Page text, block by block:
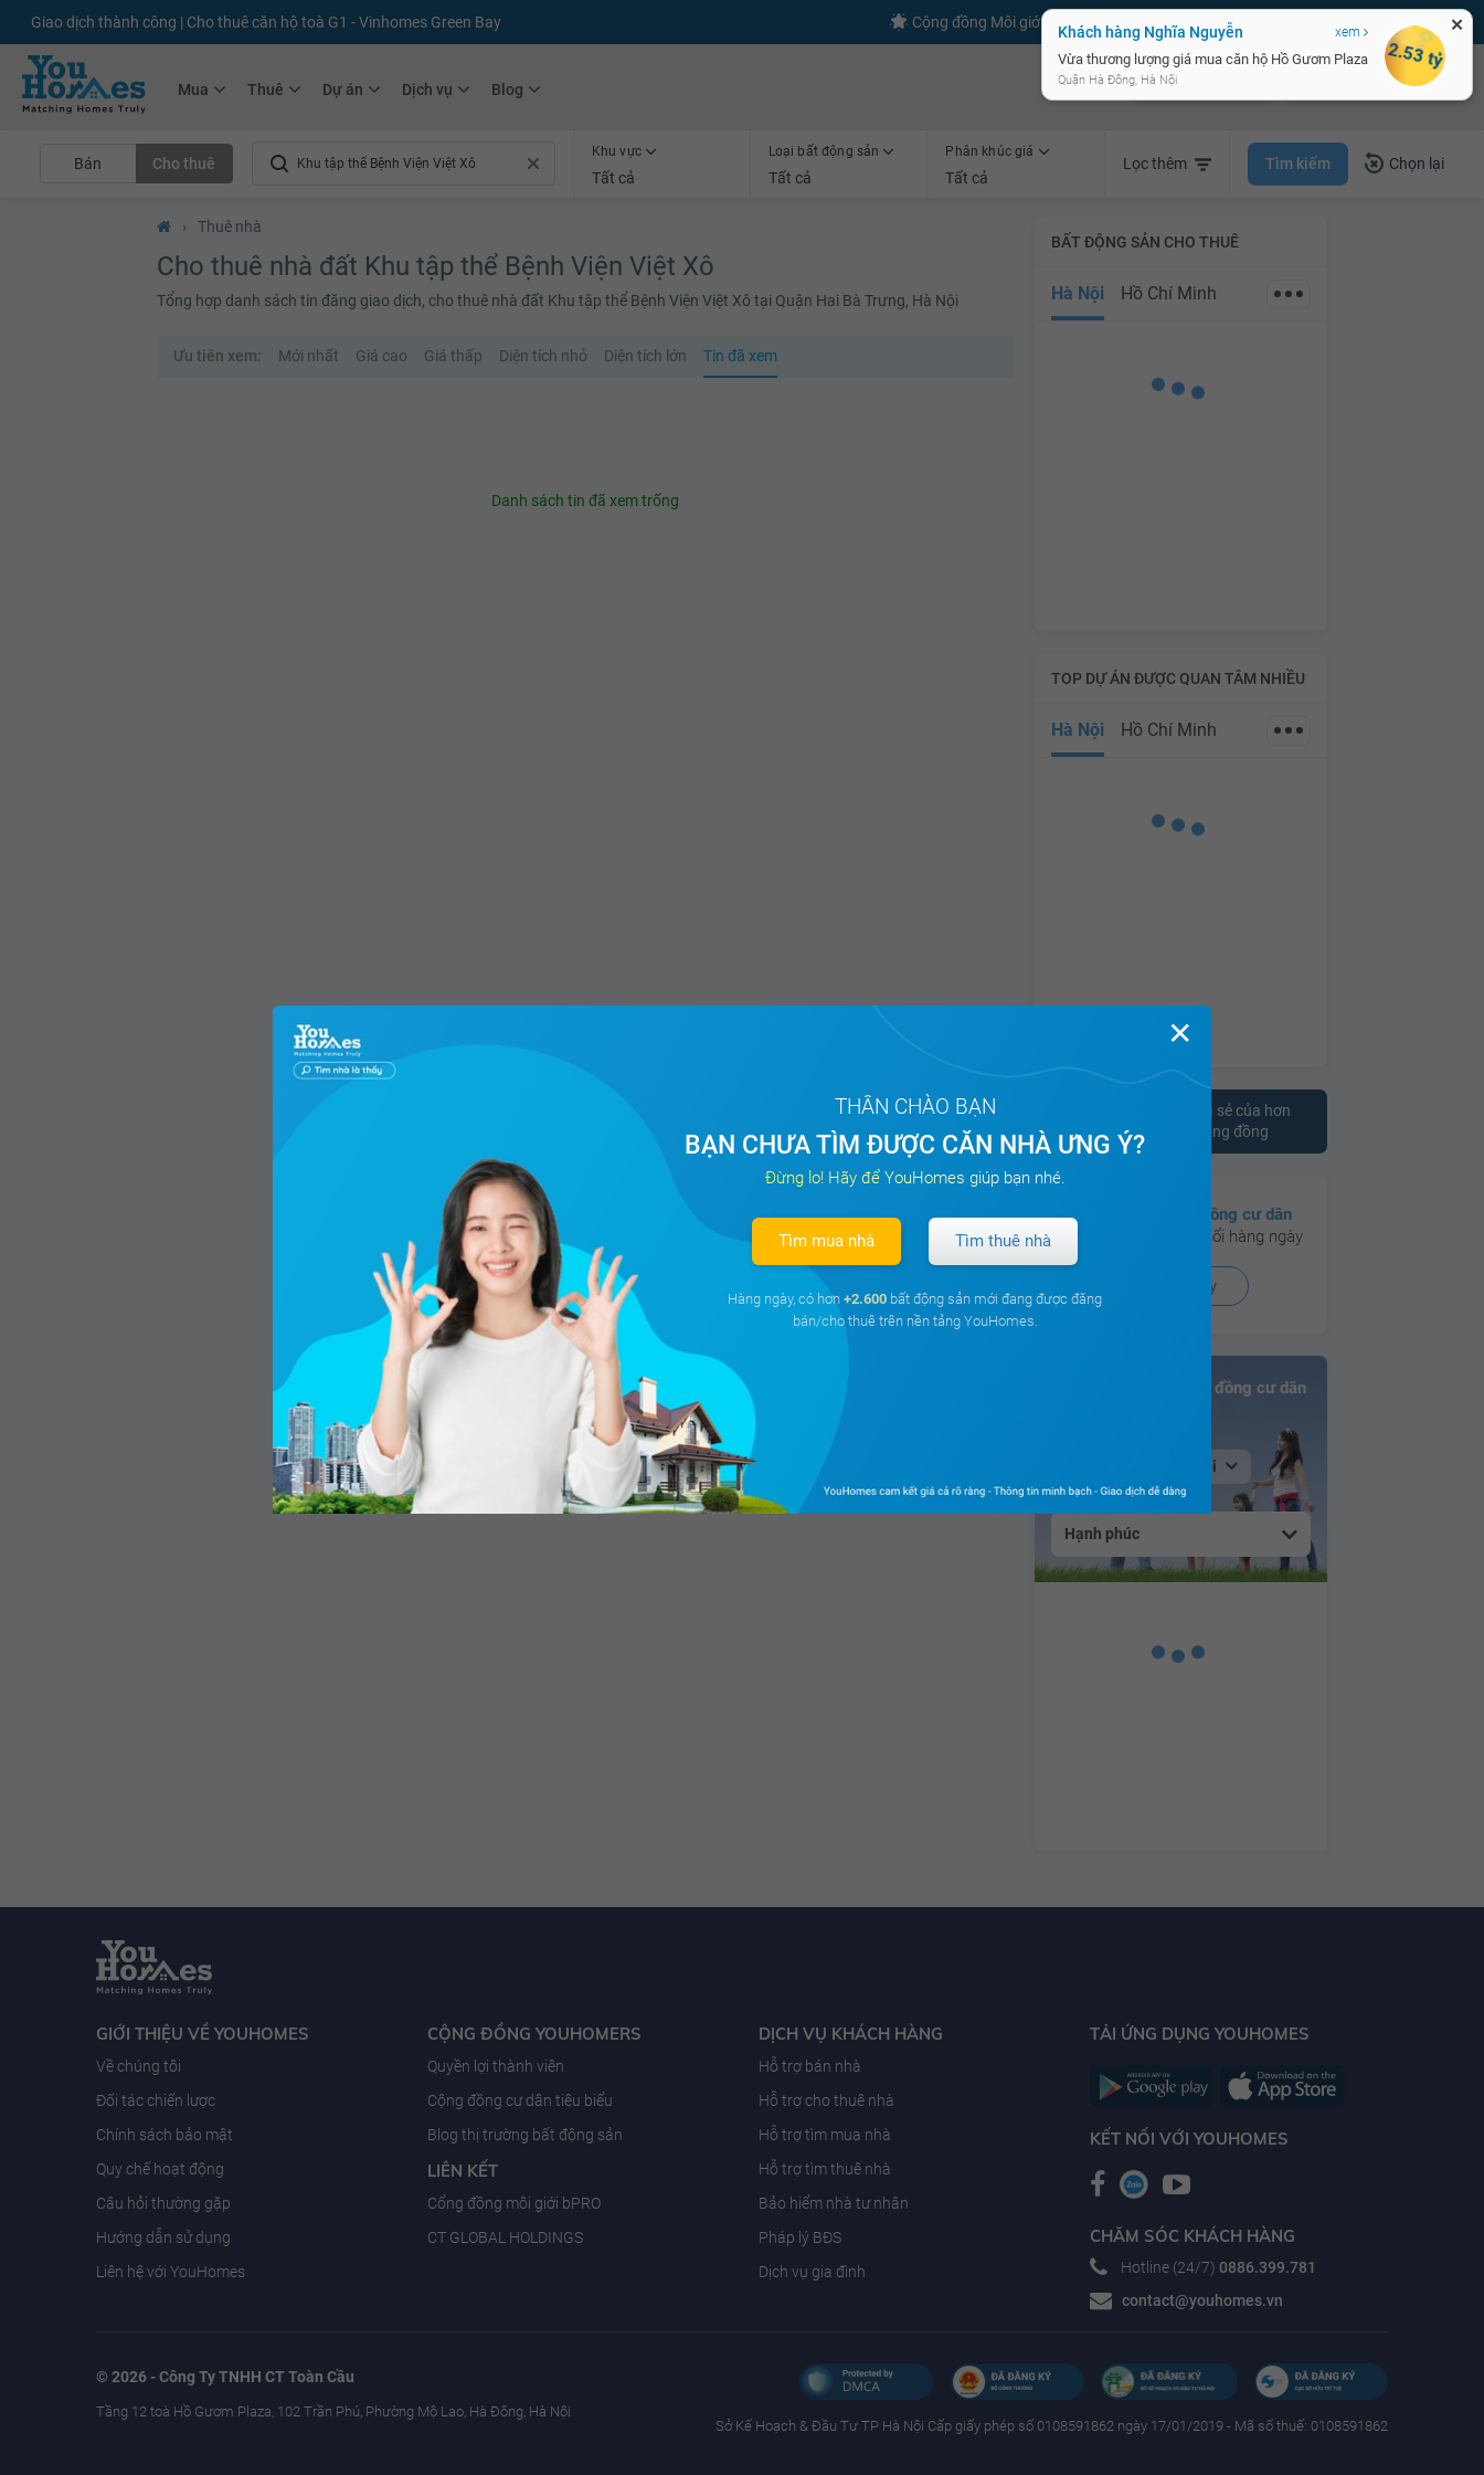
+75.000Tin đăng mới hàng tháng +10.000Thành viên Youhomers Cộng đồng Môi giới bPRO Đăng tin miễn phí
Mua Thuê Dự án Dịch vụ Blog
Bán nhà nhanh Cho thuê nhà nhanh
Bán Cho thuê
Khu vực
Tất cả
Loại bất động sản
Tất cả
Phân khúc giá
Tất cả
Lọc thêm Tìm kiếm Chọn lại
› Thuê nhà
Cho thuê nhà đất Khu tập thể Bệnh Viện Việt Xô
Tổng hợp danh sách tin đăng giao dịch, cho thuê nhà đất Khu tập thể Bệnh Viện Việt Xô tại Quận Hai Bà Trưng, Hà Nội
Ưu tiên xem: Mới nhất Giá cao Giá thấp Diện tích nhỏ Diện tích lớn Tin đã xem
Danh sách tin đã xem trống
BẤT ĐỘNG SẢN CHO THUÊ
Hà Nội Hồ Chí Minh
TOP DỰ ÁN ĐƯỢC QUAN TÂM NHIỀU
Hà Nội Hồ Chí Minh
Tham khảo ý kiến chia sẻ của hơn
10.000 cư dân trên cộng đồng
Có hơn
130 cộng đồng cư dân
đang hoạt động sôi nổi hàng ngày
Xem ngay
Bảng xếp hạng Cộng đồng cư dân
Tại Hà Nội
Hạnh phúc
GIỚI THIỆU VỀ YOUHOMES
Về chúng tôi
Đối tác chiến lược
Chính sách bảo mật
Quy chế hoạt động
Câu hỏi thường gặp
Hướng dẫn sử dụng
Liên hệ với YouHomes
CỘNG ĐỒNG YOUHOMERS
Quyền lợi thành viên
Cộng đồng cư dân tiêu biểu
Blog thị trường bất động sản
LIÊN KẾT
Cổng đồng môi giới bPRO
CT GLOBAL HOLDINGS
DỊCH VỤ KHÁCH HÀNG
Hỗ trợ bán nhà
Hỗ trợ cho thuê nhà
Hỗ trợ tìm mua nhà
Hỗ trợ tìm thuê nhà
Bảo hiểm nhà tư nhân
Pháp lý BĐS
Dịch vụ gia đình
TẢI ỨNG DỤNG YOUHOMES
KẾT NỐI VỚI YOUHOMES
CHĂM SÓC KHÁCH HÀNG
Hotline (24/7) 0886.399.781
contact@youhomes.vn
© 2026 - Công Ty TNHH CT Toàn Cầu
Tầng 12 toà Hồ Gươm Plaza, 102 Trần Phú, Phường Mộ Lao, Hà Đông, Hà Nội
Sở Kế Hoạch & Ðầu Tư TP Hà Nội Cấp giấy phép số 0108591862 ngày 17/01/2019 - Mã số thuế: 0108591862
✕
THÂN CHÀO BẠN
BẠN CHƯA TÌM ĐƯỢC CĂN NHÀ ƯNG Ý?
Đừng lo! Hãy để YouHomes giúp bạn nhé.
Tìm mua nhà Tìm thuê nhà
Hàng ngày, có hơn +2.600 bất động sản mới đang được đăng
bán/cho thuê trên nền tảng YouHomes.
✕
Khách hàng Nghĩa Nguyễn xem
Vừa thương lượng giá mua căn hộ Hồ Gươm Plaza
Quận Hà Đông, Hà Nội
2.53 tỷ